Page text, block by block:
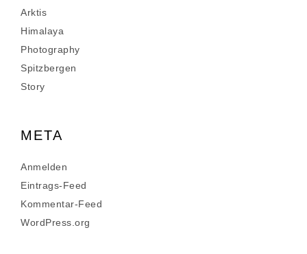
Arktis
Himalaya
Photography
Spitzbergen
Story
META
Anmelden
Eintrags-Feed
Kommentar-Feed
WordPress.org